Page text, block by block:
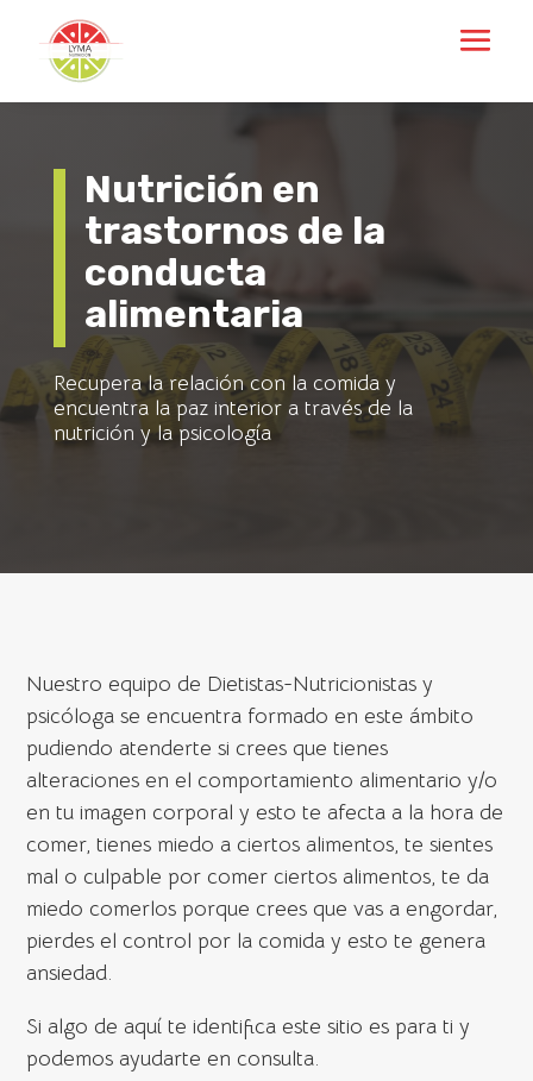
Nutrición en
trastornos de la
conducta
alimentaria
Recupera la relación con la comida y
encuentra la paz interior a través de la
nutrición y la psicología
Nuestro equipo de Dietistas-Nutricionistas y
psicóloga se encuentra formado en este ámbito
pudiendo atenderte si crees que tienes
alteraciones en el comportamiento alimentario y/o
en tu imagen corporal y esto te afecta a la hora de
comer, tienes miedo a ciertos alimentos, te sientes
mal o culpable por comer ciertos alimentos, te da
miedo comerlos porque crees que vas a engordar,
pierdes el control por la comida y esto te genera
ansiedad.
Si algo de aquí te identifica este sitio es para ti y
podemos ayudarte en consulta.